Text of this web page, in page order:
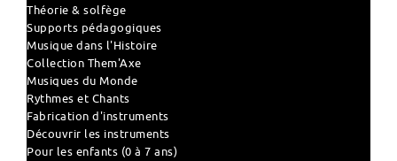
Théorie & solfège
Supports pédagogiques
Musique dans l'Histoire
Collection Them'Axe
Musiques du Monde
Rythmes et Chants
Fabrication d'instruments
Découvrir les instruments
Pour les enfants (0 à 7 ans)